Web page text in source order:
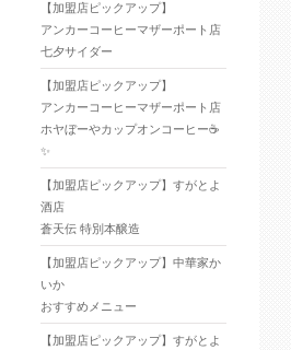
【加盟店ピックアップ】
アンカーコーヒーマザーポート店
七夕サイダー
【加盟店ピックアップ】
アンカーコーヒーマザーポート店
ホヤぼーやカップオンコーヒー☕
✨
【加盟店ピックアップ】すがとよ
酒店
蒼天伝 特別本醸造
【加盟店ピックアップ】中華家か
いか
おすすめメニュー
【加盟店ピックアップ】すがとよ